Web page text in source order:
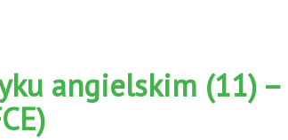
angielskim (11) –